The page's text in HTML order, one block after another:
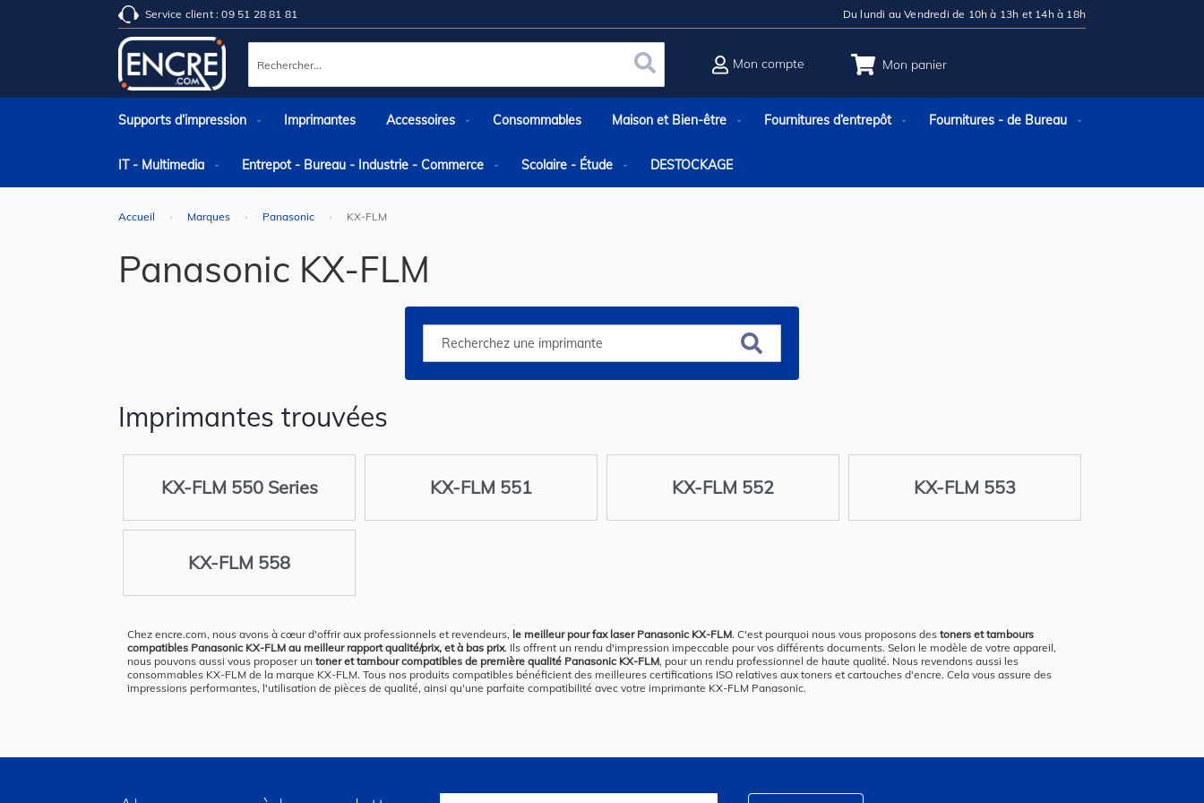
Service client : 09 51 28 81 81 Du lundi au Vendredi de 10h à 13h et 14h à 18h
Mon panier
Rechercher Rechercher
Mon compte
Supports d’impression Imprimantes Accessoires Consommables Maison et Bien-être Fournitures d’entrepôt Fournitures - de Bureau
IT - Multimedia Entrepot - Bureau - Industrie - Commerce Scolaire - Étude DESTOCKAGE
Accueil Marques Panasonic KX-FLM
Panasonic KX-FLM
Imprimantes trouvées
KX-FLM 550 Series KX-FLM 551 KX-FLM 552 KX-FLM 553
KX-FLM 558
Chez encre.com, nous avons à cœur d'offrir aux professionnels et revendeurs, le meilleur pour fax laser Panasonic KX-FLM. C'est pourquoi nous vous proposons des toners et tambours
compatibles Panasonic KX-FLM au meilleur rapport qualité/prix, et à bas prix. Ils offrent un rendu d'impression impeccable pour vos différents documents. Selon le modèle de votre appareil,
nous pouvons aussi vous proposer un toner et tambour compatibles de première qualité Panasonic KX-FLM, pour un rendu professionnel de haute qualité. Nous revendons aussi les
consommables KX-FLM de la marque KX-FLM. Tous nos produits compatibles bénéficient des meilleures certifications ISO relatives aux toners et cartouches d'encre. Cela vous assure des
impressions performantes, l'utilisation de pièces de qualité, ainsi qu'une parfaite compatibilité avec votre imprimante KX-FLM Panasonic.